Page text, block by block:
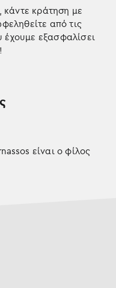
κάντε κράτηση με
από τις
έχουμε εξασφαλίσει
είναι ο φίλος